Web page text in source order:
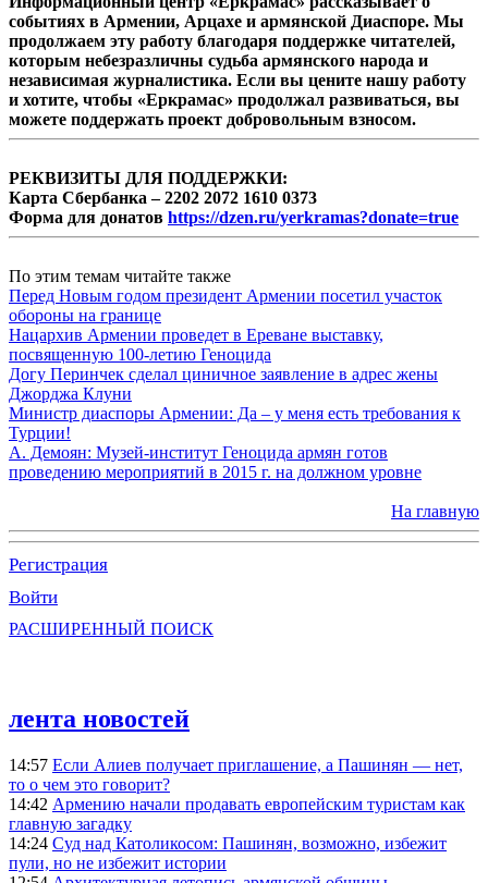
событиях в Армении, Арцахе и армянской Диаспоре. Мы
продолжаем эту работу благодаря поддержке читателей,
которым небезразличны судьба армянского народа и
независимая журналистика. Если вы цените нашу работу
и хотите, чтобы «Еркрамас» продолжал развиваться, вы
можете поддержать проект добровольным взносом.
РЕКВИЗИТЫ ДЛЯ ПОДДЕРЖКИ:
Карта Сбербанка – 2202 2072 1610 0373
Форма для донатов https://dzen.ru/yerkramas?donate=true
По этим темам читайте также
Перед Новым годом президент Армении посетил участок
обороны на границе
Нацархив Армении проведет в Ереване выставку,
посвященную 100-летию Геноцида
Догу Перинчек сделал циничное заявление в адрес жены
Джорджа Клуни
Министр диаспоры Армении: Да – у меня есть требования к
Турции!
А. Демоян: Музей-институт Геноцида армян готов
проведению мероприятий в 2015 г. на должном уровне
На главную
Регистрация
Войти
РАСШИРЕННЫЙ ПОИСК
лента новостей
14:57 Если Алиев получает приглашение, а Пашинян — нет,
то о чем это говорит?
14:42 Армению начали продавать европейским туристам как
главную загадку
14:24 Суд над Католикосом: Пашинян, возможно, избежит
пули, но не избежит истории